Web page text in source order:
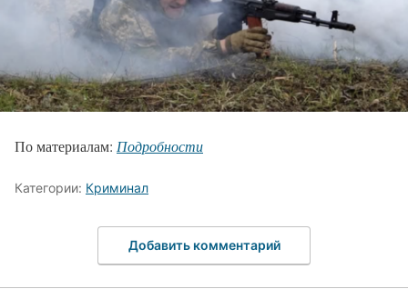
По материалам: Подробности
Категории: Криминал
Добавить комментарий